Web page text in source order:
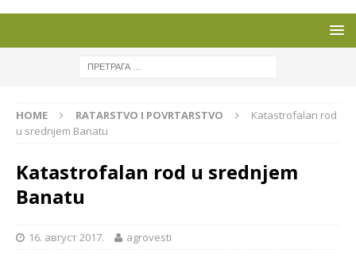
HOME RATARSTVO I POVRTARSTVO
Katastrofalan rod
u srednjem Banatu
Katastrofalan rod u srednjem
Banatu
16. август 2017. agrovesti